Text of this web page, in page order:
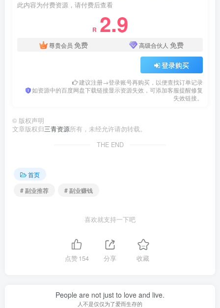
此内容为付费资源，请付费后查看
R 2.9
尊贵会员 免费 高级合伙人 免费
登录购买
建议注册→登录账号再购买，以便查找订单记录
如资源中的百度网盘下载链接显示资源失效，可添加客服提醒修复
失效链接。
© 版权声明
文章版权归三青资源所有，未经允许请勿转载。
THE END
首页
# 副业推荐
# 副业赚钱
喜欢就支持一下吧
点赞154 分享 收藏
People are not just to love and live.
人不是仅仅为了爱而生存的